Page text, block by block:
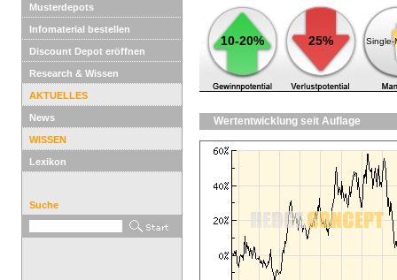
Musterdepots
Infomaterial bestellen
Discount Depot eröffnen
Research & Wissen
AKTUELLES
News
WISSEN
Lexikon
Suche
10-20% 25% Single-
Wertentwicklung seit Auflage